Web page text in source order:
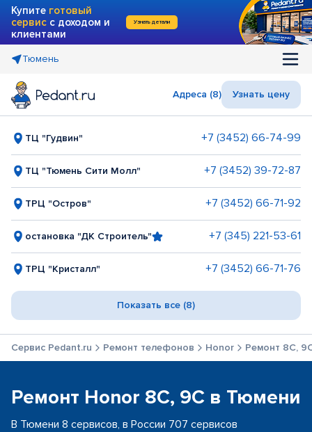
Купите готовый
сервис с доходом и
клиентами
Узнать детали
Тюмень
Адреса (8) Узнать цену
ТЦ "Гудвин" +7 (3452) 66-74-99
ТЦ "Тюмень Сити Молл" +7 (3452) 39-72-87
ТРЦ "Остров" +7 (3452) 66-71-92
остановка "ДК Строитель" +7 (345) 221-53-61
ТРЦ "Кристалл" +7 (3452) 66-71-76
Показать все (8)
Сервис Pedant.ru Ремонт телефонов Honor Ремонт 8C,
Ремонт Honor 8C, 9C в Тюмени
В Тюмени 8 сервисов, в России 707 сервисов